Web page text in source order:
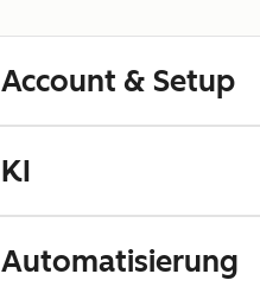
Account & Setup
KI
Automatisierung